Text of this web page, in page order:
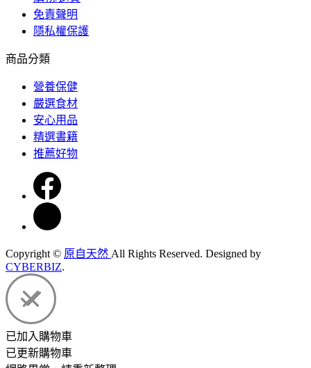
免責聲明
隱私權保護
商品分類
營養保健
嚴選食材
安心用品
精選書籍
推薦好物
Copyright © 原自天然 All Rights Reserved. Designed by
CYBERBIZ.
已加入購物車
已更新購物車